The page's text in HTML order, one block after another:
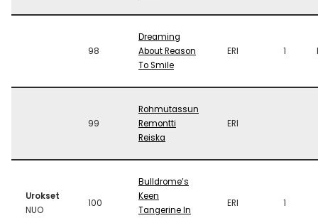
98
Dreaming
About Reason
To Smile
ERI 1
99
Rohmutassun
Remontti
Reiska
ERI
Urokset
NUO
100
Bulldrome’s
Keen
Tangerine In
ERI 1